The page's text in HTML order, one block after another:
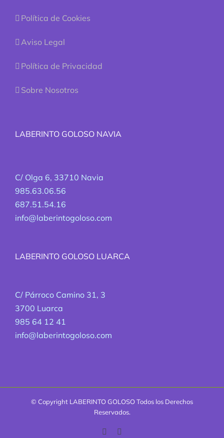
Política de Cookies
Aviso Legal
Política de Privacidad
Sobre Nosotros
LABERINTO GOLOSO NAVIA
C/ Olga 6, 33710 Navia
985.63.06.56
687.51.54.16
info@laberintogoloso.com
LABERINTO GOLOSO LUARCA
C/ Párroco Camino 31, 3
3700 Luarca
985 64 12 41
info@laberintogoloso.com
© Copyright LABERINTO GOLOSO Todos los Derechos
Reservados.
Facebook